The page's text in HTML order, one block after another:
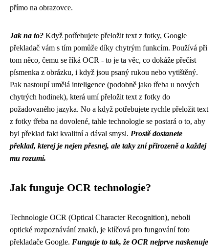
přímo na obrazovce.
Jak na to? Když potřebujete přeložit text z fotky, Google
překladač vám s tím pomůže díky chytrým funkcím. Používá při
tom něco, čemu se říká OCR - to je ta věc, co dokáže přečíst
písmenka z obrázku, i když jsou psaný rukou nebo vytištěný.
Pak nastoupí umělá inteligence (podobně jako třeba u nových
chytrých hodinek), která umí přeložit text z fotky do
požadovaného jazyka. No a když potřebujete rychle přeložit text
z fotky třeba na dovolené, tahle technologie se postará o to, aby
byl překlad fakt kvalitní a dával smysl. Prostě dostanete
překlad, kterej je nejen přesnej, ale taky zní přirozeně a každej
mu rozumí.
Jak funguje OCR technologie?
Technologie OCR (Optical Character Recognition), neboli
optické rozpoznávání znaků, je klíčová pro fungování foto
překladače Google. Funguje to tak, že OCR nejprve naskenuje